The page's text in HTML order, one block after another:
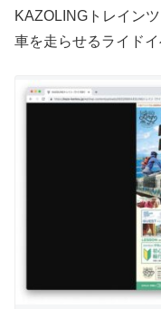
KAZOLINGトレイン
車を走らせるライドイ